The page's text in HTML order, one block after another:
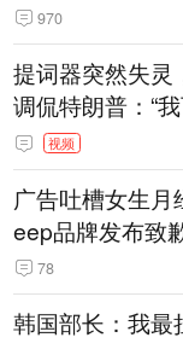
970
提词器突然失灵
调侃特朗普：“
人，把这当成一
视频
广告吐槽女生
eep品牌发布致
78
韩国部长：我最